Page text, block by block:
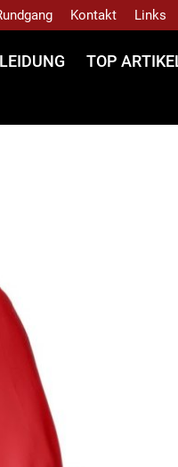
Kontakt Links
TOP